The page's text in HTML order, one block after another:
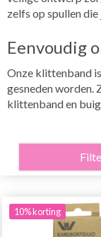
zelfs op spullen
Eenvoudig
Onze klittenband
gesneden worden.
klittenband en
10% korting